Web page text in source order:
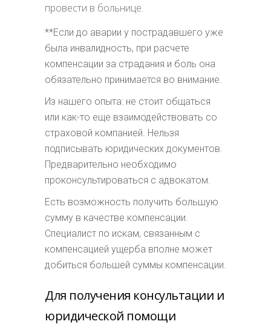
провести в больнице.
**Если до аварии у пострадавшего уже
была инвалидность, при расчете
компенсации за страдания и боль она
обязательно принимается во внимание.
Из нашего опыта: не стоит общаться
или как-то еще взаимодействовать со
страховой компанией. Нельзя
подписывать юридических документов.
Предварительно необходимо
проконсультироваться с адвокатом.
Есть возможность получить большую
сумму в качестве компенсации.
Специалист по искам, связанным с
компенсацией ущерба вполне может
добиться большей суммы компенсации.
Для получения консультации и
юридической помощи